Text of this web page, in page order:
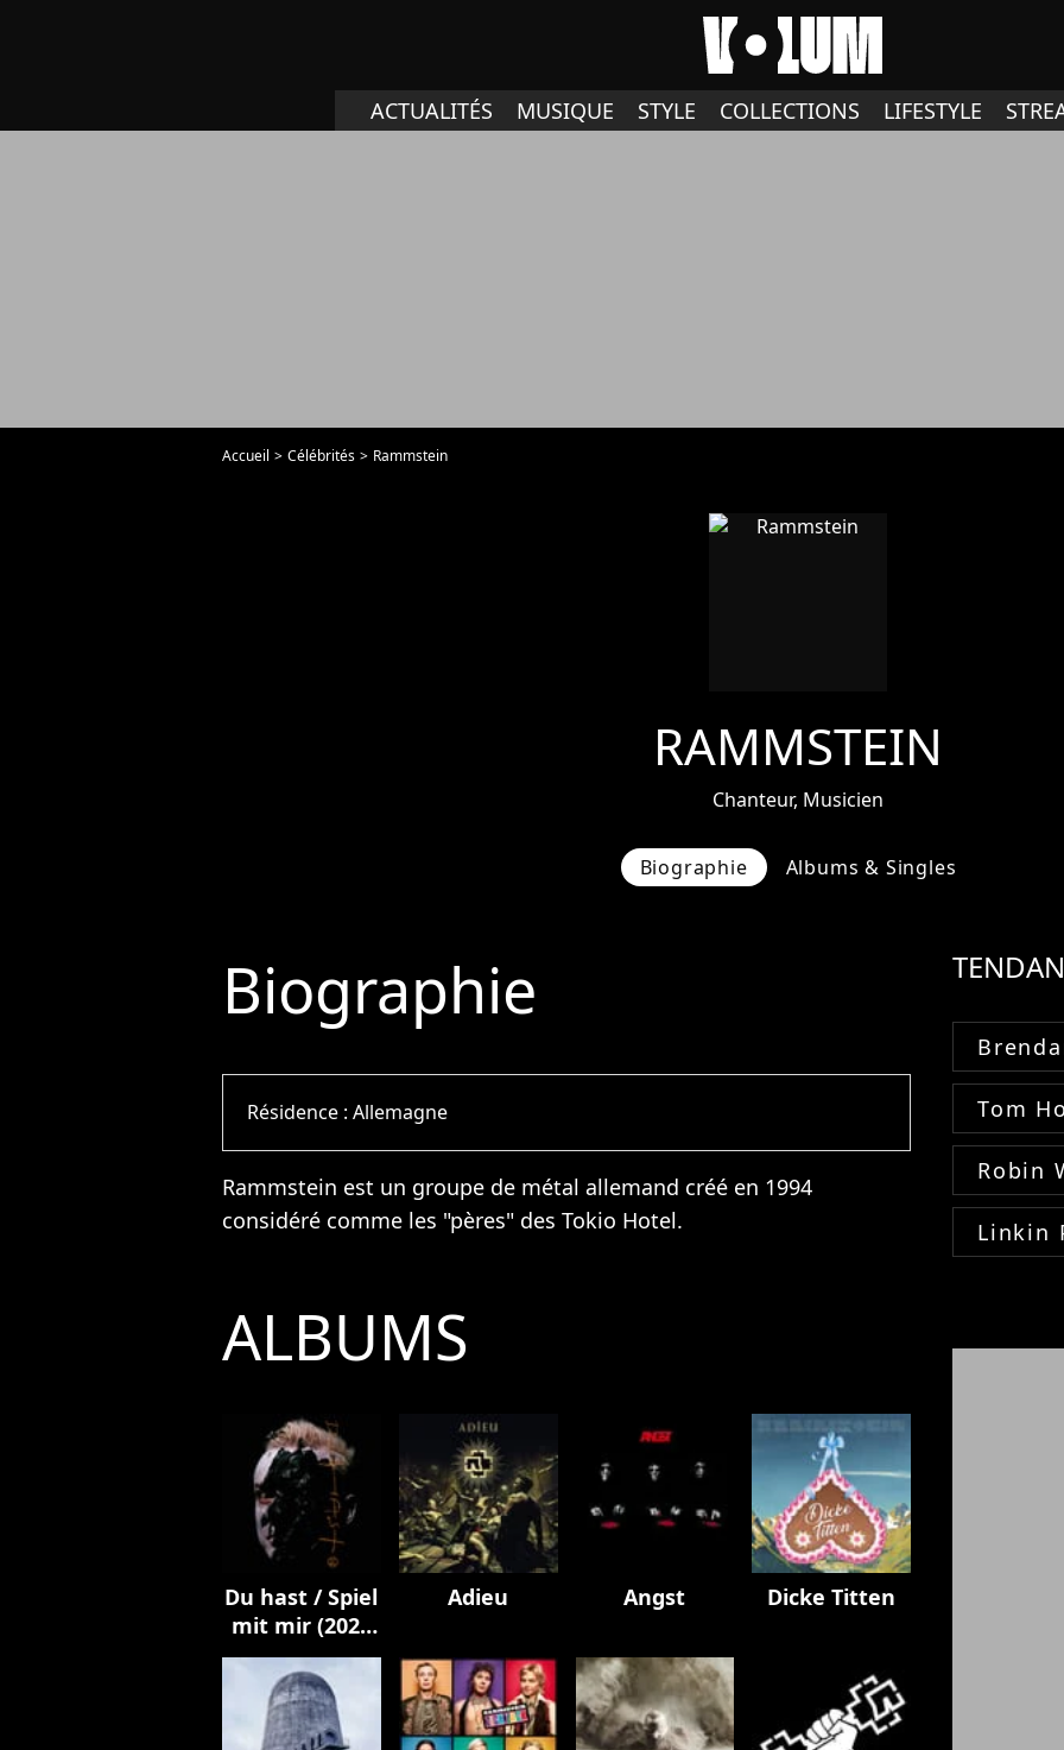
ACTUALITÉS MUSIQUE STYLE COLLECTIONS LIFESTYLE
Accueil Célébrités Rammstein
RAMMSTEIN
Chanteur, Musicien
Biographie Albums & Singles
Biographie
Résidence :Allemagne
Rammstein est un groupe de métal allemand créé en 1994
considéré comme les "pères" des Tokio Hotel.
ALBUMS
Du hast / Spiel
mit mir (2023
Mix)
Adieu Angst Dicke Titten
Tom
Robin
Linkin